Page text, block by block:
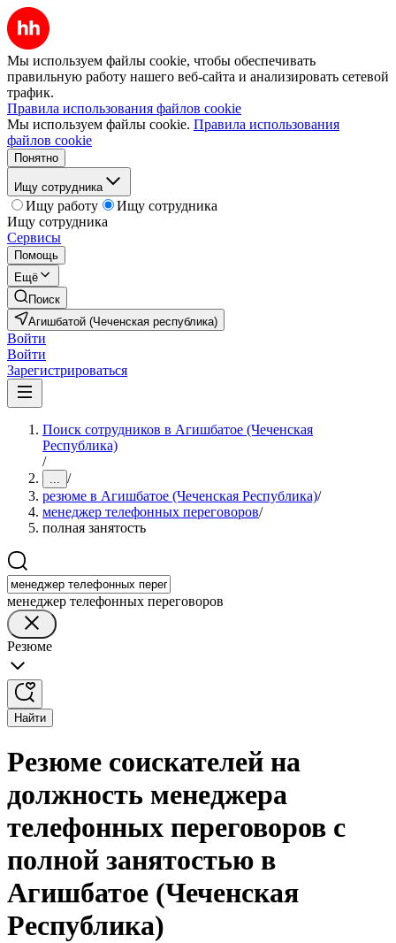
Мы используем файлы cookie, чтобы обеспечивать
правильную работу нашего веб-сайта и анализировать сетевой
трафик.
Правила использования файлов cookie
Мы используем файлы cookie. Правила использования
файлов cookie
Понятно
Ищу сотрудника
Ищу работу
Ищу сотрудника
Ищу сотрудника
Сервисы
Помощь
Ещё
Поиск
Агишбатой (Чеченская республика)
Войти
Войти
Зарегистрироваться
Поиск сотрудников в Агишбатое (Чеченская
Республика)
/
... /
резюме в Агишбатое (Чеченская Республика)/
менеджер телефонных переговоров/
полная занятость
менеджер телефонных переговоров
Резюме
Найти
Резюме соискателей на
должность менеджера
телефонных переговоров с
полной занятостью в
Агишбатое (Чеченская
Республика)